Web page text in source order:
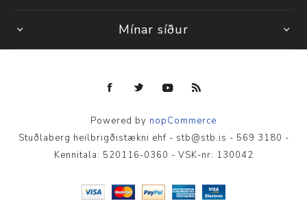
Mínar síður
Powered by nopCommerce
Stuðlaberg heilbrigðistækni ehf - stb@stb.is - 569 3180 -
Kennitala: 520116-0360 - VSK-nr: 130042